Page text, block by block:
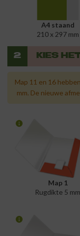
A4 staand
210 x 297 mm
2 KIES
Map 11 en 16
mm. De nieuwe
Map 1
Rugdikte 5 mm